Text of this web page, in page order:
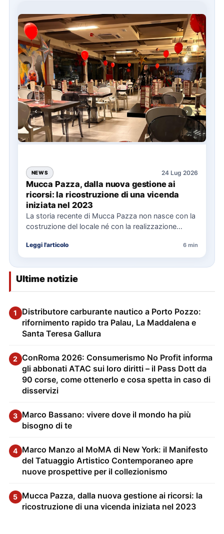
NEWS 24 Lug 2026
Mucca Pazza, dalla nuova gestione ai
ricorsi: la ricostruzione di una vicenda
iniziata nel 2023
La storia recente di Mucca Pazza non nasce con la
costruzione del locale né con la realizzazione
Leggi l'articolo 6 min
Ultime notizie
1
Distributore carburante nautico a Porto Pozzo:
rifornimento rapido tra Palau, La Maddalena e
Santa Teresa Gallura
2 ConRoma 2026: Consumerismo No Profit informa
gli abbonati ATAC sui loro diritti – il Pass Dott da
90 corse, come ottenerlo e cosa spetta in caso di
disservizi
3 Marco Bassano: vivere dove il mondo ha più
bisogno di te
4 Marco Manzo al MoMA di New York: il Manifesto
del Tatuaggio Artistico Contemporaneo apre
nuove prospettive per il collezionismo
5 Mucca Pazza, dalla nuova gestione ai ricorsi: la
ricostruzione di una vicenda iniziata nel 2023